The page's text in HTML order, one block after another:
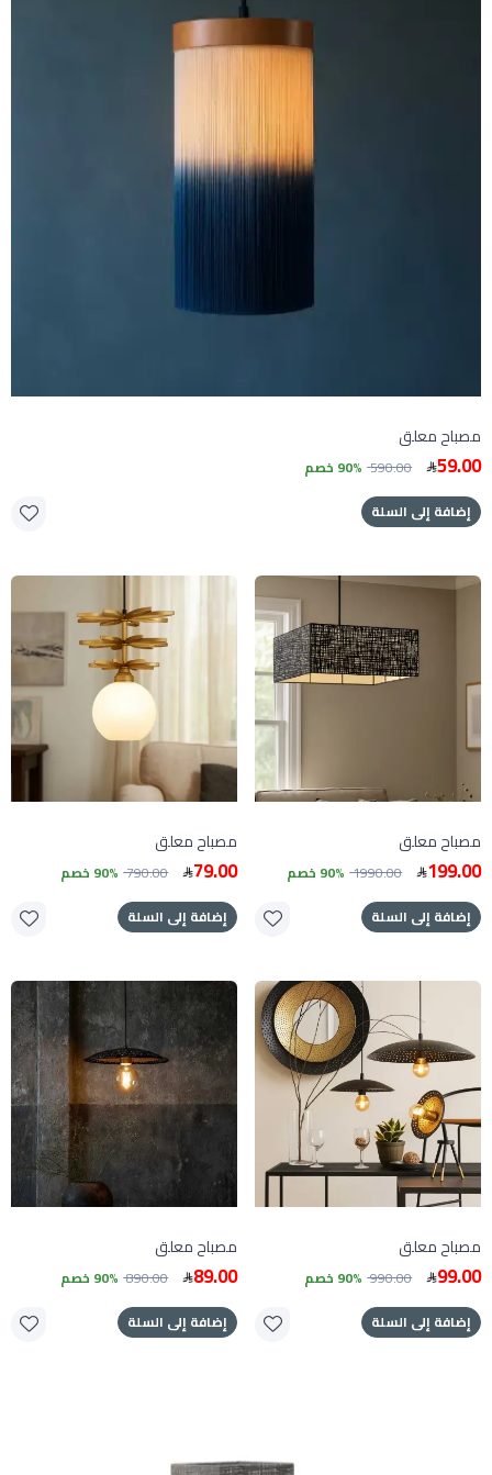
مصباح معلق
59.00
590.00 90% خصم
إضافة إلى السلة
مصباح معلق
199.00
1990.00 90% خصم
إضافة إلى السلة
مصباح معلق
79.00
790.00 90% خصم
إضافة إلى السلة
مصباح معلق
99.00
990.00 90% خصم
إضافة إلى السلة
مصباح معلق
89.00
890.00 90% خصم
إضافة إلى السلة